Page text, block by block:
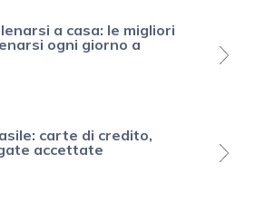
a casa: le migliori
ogni giorno a
carte di credito,
accettate